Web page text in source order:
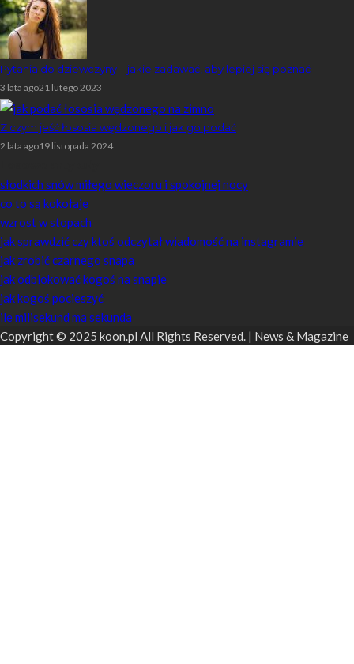
Pytania do dziewczyny – jakie zadawać, aby lepiej się poznać
3 lata ago21 lutego 2023
Z czym jeść łososia wędzonego i jak go podać
2 lata ago19 listopada 2024
słodkich snów miłego wieczoru i spokojnej nocy
co to są kokołaje
wzrost w stopach
jak sprawdzić czy ktoś odczytał wiadomość na instagramie
jak zrobić czarnego snapa
jak odblokować kogoś na snapie
jak kogoś pocieszyć
ile milisekund ma sekunda
Copyright © 2025 koon.pl All Rights Reserved. | News & Magazine